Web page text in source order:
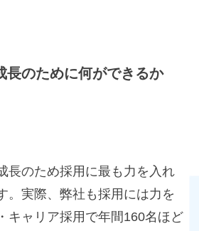
長のために何ができるか
長のため採用に最も力を入れ
。実際、弊社も採用には力を
キャリア採用で年間160名ほど